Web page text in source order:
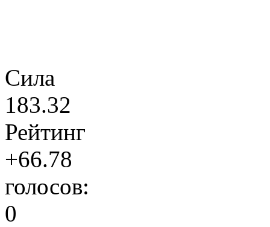
Сила
183.32
Рейтинг
+66.78
голосов:
0